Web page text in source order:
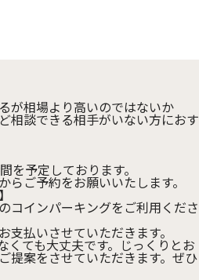
が相場より高いのではないか
相談できる相手がいない方におす
予定しております。
ご予約をお願いいたします。
コインパーキングをご利用くださ
払いさせていただきます。
くても大丈夫です。じっくりとお
提案をさせていただきます。ぜひ